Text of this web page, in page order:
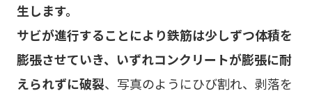
生します。
サビが進行することにより鉄筋は少しずつ体積を
膨張させていき、いずれコンクリートが膨張に耐
えられずに破裂、写真のようにひび割れ、剥落を